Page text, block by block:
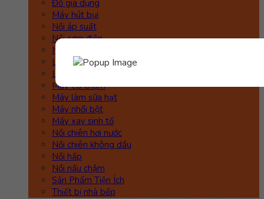
Đồ gia dụng
Máy hút bụi
Nồi áp suất
Nồi cơm điện
Nồi kho hầm
Lò nướng đối lưu
Lò nướng UNIE
Máy ép chậm
Máy làm sữa hạt
Máy nhồi bột
Máy xay sinh tố
Nồi chiên hơi nước
Nồi chiên không dầu
Nồi hấp
Nồi nấu chậm
Sản Phẩm Tiện Ích
Thiết bị nhà bếp